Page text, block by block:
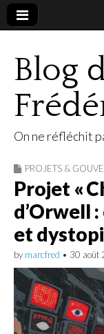
Blog
On ne réfléchit
PROJETS &
Projet «
d’Orwell
et
by marcfred • 30 août